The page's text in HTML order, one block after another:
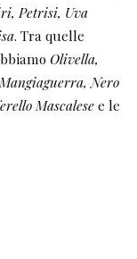
Petrisi, Uva
. Tra quelle
Olivella,
Mangiaguerra, Nero
Mascalesee le